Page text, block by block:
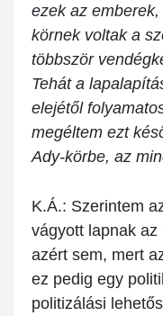
ezek az
körnek voltak a
többször
Tehát a
elejétől
megéltem ezt
Ady-körbe, az
K.Á.: Szerintem
vágyott lapnak
azért sem, mert
ez pedig egy
politizálási